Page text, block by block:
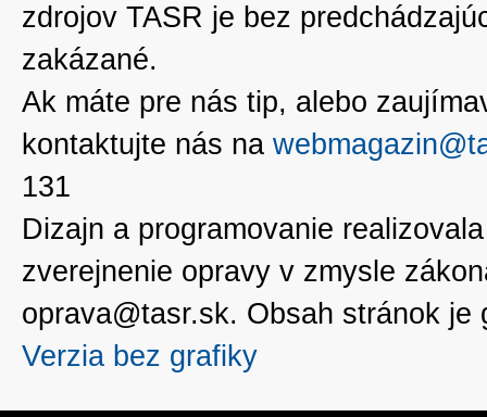
zdrojov TASR je bez
zakázané.
Ak máte pre nás tip, alebo
kontaktujte nás na
131
Dizajn a programovanie
zverejnenie opravy v zmysle
oprava@tasr.sk. Obsah stránok
Verzia bez grafiky